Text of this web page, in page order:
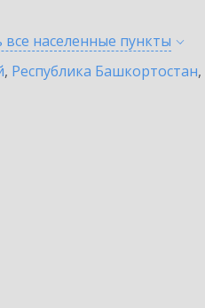
все населенные пункты
, Республика Башкортостан,